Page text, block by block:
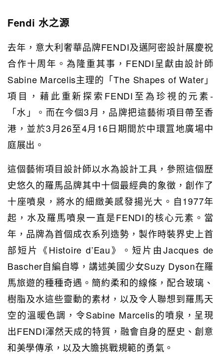
Fendi 水之源
去年，意大利奢華品牌FENDI及邁阿密設計展慶祝
合作十周年。為隆重其事，FENDI呈獻由設計師
Sabine Marcelis主理的「The Shapes of Water」
項目，藉此重新探索FENDI至為珍視的元素-
「水」。而在今個3月，品牌把這藝術項目帶至香
港，並於3月26至4月16日期間於中環罝地廣場中
庭展出。
這個藝術項目設計師以水為設計工具，參照這個歷
史悠久的羅馬品牌其中十個最經典的象徵，創作了
十座噴泉，將水的細緻美感發揚光大。自1977年
起，水及羅馬噴泉一直是FENDI的核心元素。當
年，品牌為首個成衣系列造勢，製作時裝界史上首
部短片《Histoire d’Eau》。短片由Jacques de
Bascher自編自導，講述美國少女Suzy Dyson在羅
馬旅遊的種種奇遇。簡約柔和的線條，配合玻璃、
樹脂及水這些靈動的素材，以及令人聯想到羅馬天
空的溫暖色調，令Sabine Marcelis的噴泉，呈現
出FENDI渾然天成的特質，融會自身的歷史、創意
和美學傳承，以及大膽挑戰規範的勇氣。